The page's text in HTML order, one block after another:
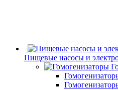
Пищевые насосы и